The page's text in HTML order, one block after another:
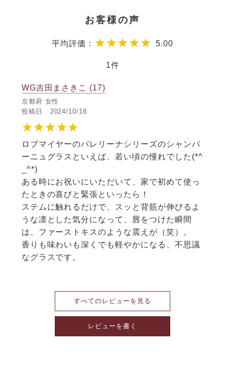
5.00
1
WG吉田まさきこ 17
京都府 女性
投稿日
2024/10/18
ロブマイヤーのバレリーナシリーズのシャンパ
ーニュグラスといえば、若い頃の憧れでした(*^
_^*)
ある時にお祝いにいただいて、家で初めて使っ
たときの喜びと緊張といったら！
ステムに触れるだけで、スッと背筋が伸びるよ
うな凛とした気分になって、唇をつけた瞬間
は、ファーストキスのような震えが（笑）。
香りも味わいも深くでも軽やかになる、不思議
なグラスです。
すべてのレビューを見る
レビューを書く